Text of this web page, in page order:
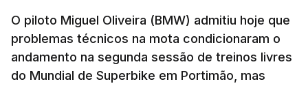
O piloto Miguel Oliveira (BMW) admitiu hoje que
problemas técnicos na mota condicionaram o
andamento na segunda sessão de treinos livres
do Mundial de Superbike em Portimão, mas